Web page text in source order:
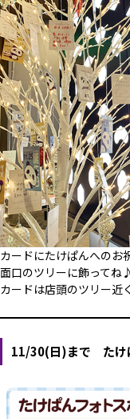
カードにたけぱんへのお
面口のツリーに飾ってね♪
カードは店頭のツリー近
11/30(日)まで たけ